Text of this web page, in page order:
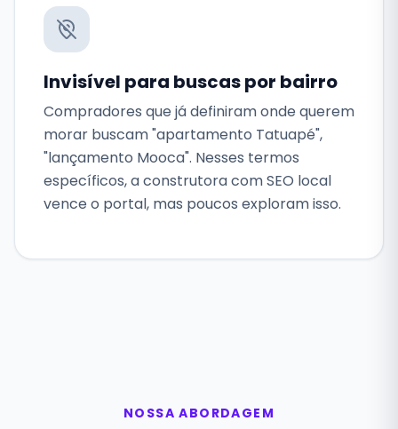
Invisível para buscas por bairro
Compradores que já definiram onde querem
morar buscam "apartamento Tatuapé",
"lançamento Mooca". Nesses termos
específicos, a construtora com SEO local
vence o portal, mas poucos exploram isso.
NOSSA ABORDAGEM